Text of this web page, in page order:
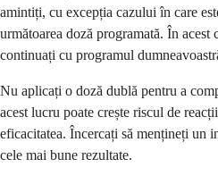
amintiți, cu excepția cazului în care
următoarea doză programată. În acest
continuați cu programul
Nu aplicați o doză dublă pentru a
acest lucru poate crește riscul de
eficacitatea. Încercați să mențineți un
cele mai bune rezultate.